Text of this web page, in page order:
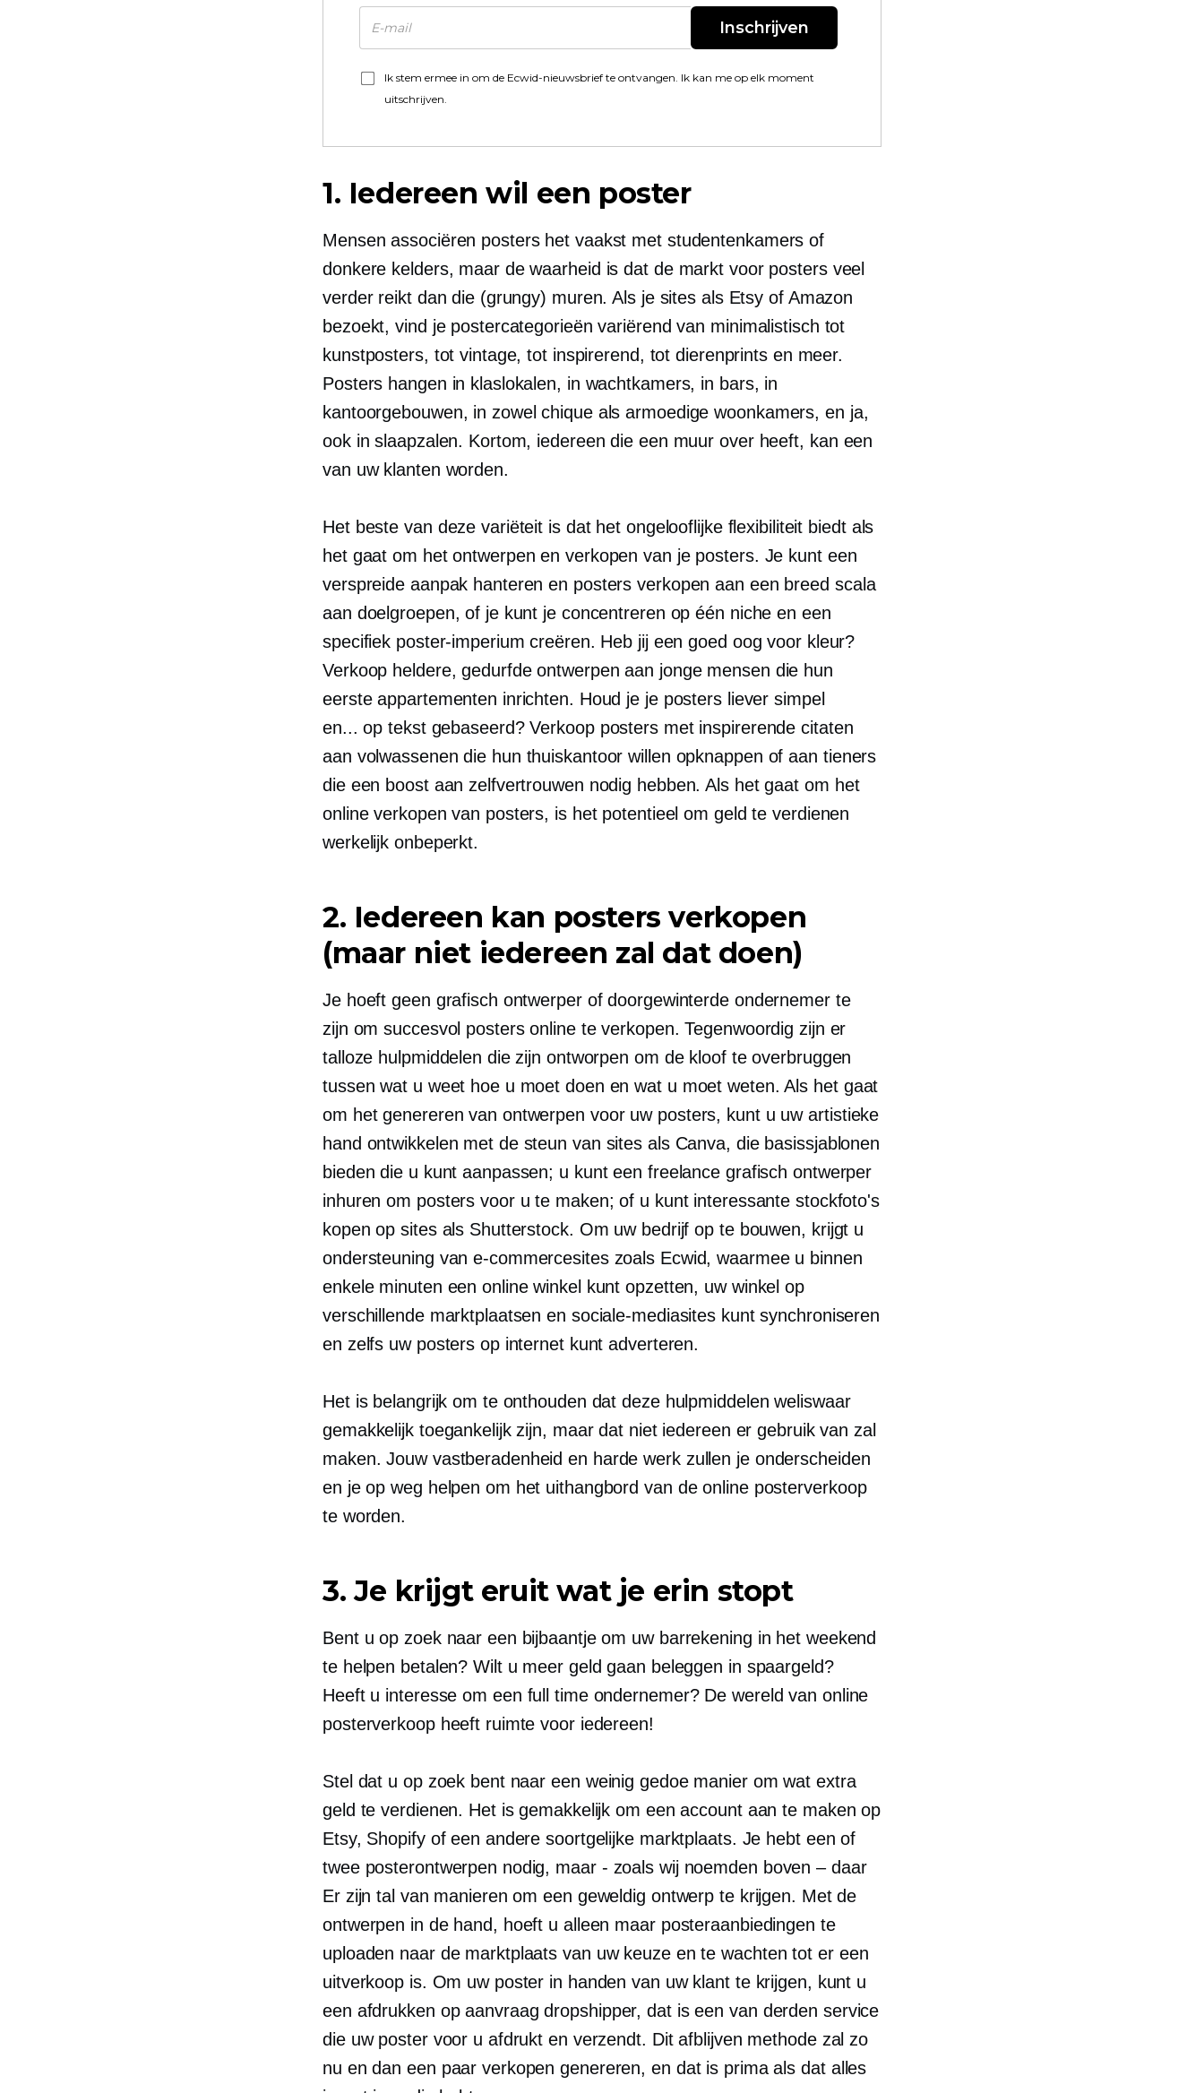
Inschrijven
Ik stem ermee in om de Ecwid-nieuwsbrief te ontvangen. Ik kan me op elk moment
uitschrijven.
1. Iedereen wil een poster
Mensen associëren posters het vaakst met studentenkamers of
donkere kelders, maar de waarheid is dat de markt voor posters veel
verder reikt dan die (grungy) muren. Als je sites als Etsy of Amazon
bezoekt, vind je postercategorieën variërend van minimalistisch tot
kunstposters, tot vintage, tot inspirerend, tot dierenprints en meer.
Posters hangen in klaslokalen, in wachtkamers, in bars, in
kantoorgebouwen, in zowel chique als armoedige woonkamers, en ja,
ook in slaapzalen. Kortom, iedereen die een muur over heeft, kan een
van uw klanten worden.
Het beste van deze variëteit is dat het ongelooflijke flexibiliteit biedt als
het gaat om het ontwerpen en verkopen van je posters. Je kunt een
verspreide aanpak hanteren en posters verkopen aan een breed scala
aan doelgroepen, of je kunt je concentreren op één niche en een
specifiek poster-imperium creëren. Heb jij een goed oog voor kleur?
Verkoop heldere, gedurfde ontwerpen aan jonge mensen die hun
eerste appartementen inrichten. Houd je je posters liever simpel
en...op tekst gebaseerd?Verkoop posters met inspirerende citaten
aan volwassenen die hun thuiskantoor willen opknappen of aan tieners
die een boost aan zelfvertrouwen nodig hebben. Als het gaat om het
online verkopen van posters, is het potentieel om geld te verdienen
werkelijk onbeperkt.
2. Iedereen kan posters verkopen
(maar niet iedereen zal dat doen)
Je hoeft geen grafisch ontwerper of doorgewinterde ondernemer te
zijn om succesvol posters online te verkopen. Tegenwoordig zijn er
talloze hulpmiddelen die zijn ontworpen om de kloof te overbruggen
tussen wat u weet hoe u moet doen en wat u moet weten. Als het gaat
om het genereren van ontwerpen voor uw posters, kunt u uw artistieke
hand ontwikkelen met de steun van sites als Canva, die basissjablonen
bieden die u kunt aanpassen; u kunt een freelance grafisch ontwerper
inhuren om posters voor u te maken; of u kunt interessante stockfoto's
kopen op sites als Shutterstock. Om uw bedrijf op te bouwen, krijgt u
ondersteuning van e-commercesites zoals Ecwid, waarmee u binnen
enkele minuten een online winkel kunt opzetten, uw winkel op
verschillende marktplaatsen en sociale-mediasites kunt synchroniseren
en zelfs uw posters op internet kunt adverteren.
Het is belangrijk om te onthouden dat deze hulpmiddelen weliswaar
gemakkelijk toegankelijk zijn, maar dat niet iedereen er gebruik van zal
maken. Jouw vastberadenheid en harde werk zullen je onderscheiden
en je op weg helpen om het uithangbord van de online posterverkoop
te worden.
3. Je krijgt eruit wat je erin stopt
Bent u op zoek naar een bijbaantje om uw barrekening in het weekend
te helpen betalen? Wilt u meer geld gaan beleggen in spaargeld?
Heeft u interesse om een full timeondernemer? De wereld van online
posterverkoop heeft ruimte voor iedereen!
Stel dat u op zoek bent naar een weinig gedoemanier om wat extra
geld te verdienen. Het is gemakkelijk om een ​​account aan te maken op
Etsy, Shopify of een andere soortgelijke marktplaats. Je hebt een of
twee posterontwerpen nodig, maar - zoals wij noemden boven – daar
Er zijn tal van manieren om een ​​geweldig ontwerp te krijgen. Met de
ontwerpen in de hand, hoeft u alleen maar posteraanbiedingen te
uploaden naar de marktplaats van uw keuze en te wachten tot er een
uitverkoop is. Om uw poster in handen van uw klant te krijgen, kunt u
een afdrukken op aanvraag dropshipper, dat is eenvan derden service
die uw poster voor u afdrukt en verzendt. Ditafblijven methode zal zo
nu en dan een paar verkopen genereren, en dat is prima als dat alles